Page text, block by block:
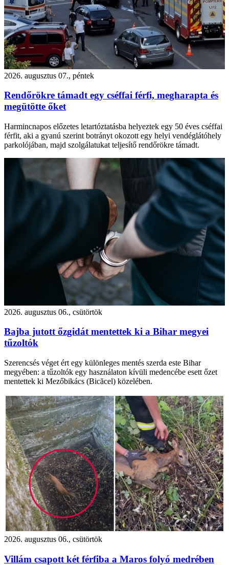
2026. augusztus 07., péntek
Rendőrökre támadt egy cséffai férfi, megharapta és
megütötte őket
Harmincnapos előzetes letartóztatásba helyeztek egy 50 éves cséffai
férfit, aki a gyanú szerint botrányt okozott egy helyi vendéglátóhely
parkolójában, majd szolgálatukat teljesítő rendőrökre támadt.
2026. augusztus 06., csütörtök
Bajba jutott őzgidát mentettek ki a Bihar megyei
tűzoltók
Szerencsés véget ért egy különleges mentés szerda este Bihar
megyében: a tűzoltók egy használaton kívüli medencébe esett őzet
mentettek ki Mezőbikács (Bicăcel) közelében.
2026. augusztus 06., csütörtök
Villám csapott két férfiba a Maros folyó medrében